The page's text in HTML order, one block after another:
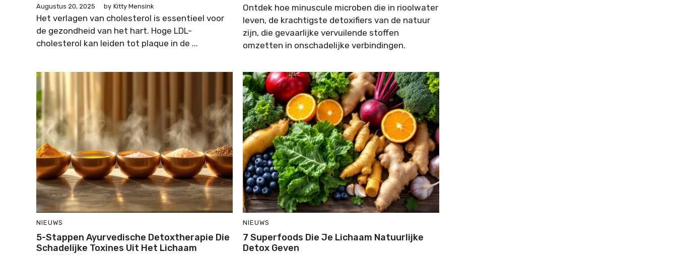
Augustus 20, 2025 by Kitty Mensink
Het verlagen van cholesterol is essentieel voor
de gezondheid van het hart. Hoge LDL-
cholesterol kan leiden tot plaque in de ...
Ontdek hoe minuscule microben die in rioolwater
leven, de krachtigste detoxifiers van de natuur
zijn, die gevaarlijke vervuilende stoffen
omzetten in onschadelijke verbindingen.
NIEUWS
5-Stappen Ayurvedische Detoxtherapie Die
Schadelijke Toxines Uit Het Lichaam
NIEUWS
7 Superfoods Die Je Lichaam Natuurlijke
Detox Geven